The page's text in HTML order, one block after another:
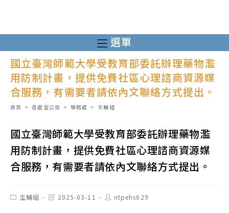
至
主
內
選單
國立臺灣師範大學受教育部委託辦理藥物濫
用防制計畫，提供免費社區心理諮商資源媒
合服務，有需要者請依內文聯絡方式提出。
首頁 > 各處室公告 > 學務處 > 生輔組
國立臺灣師範大學受教育部委託辦理藥物濫
用防制計畫，提供免費社區心理諮商資源媒
合服務，有需要者請依內文聯絡方式提出。
Post生輔組
Post2025-03-11
Post
author:
ntpehs029